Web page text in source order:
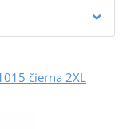
čierna 2XL